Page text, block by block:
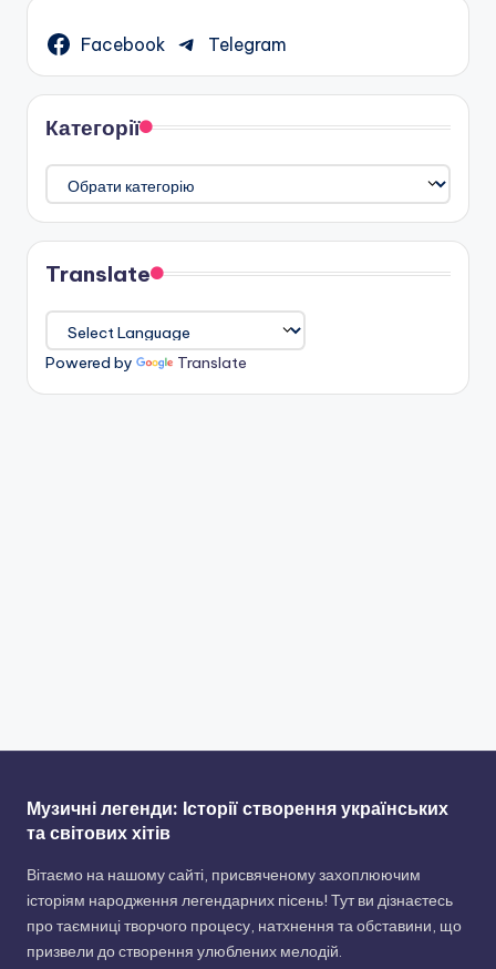
Facebook Telegram
Категорії
Translate
Powered by Translate
Музичні легенди: Історії створення українських
та світових хітів
Вітаємо на нашому сайті, присвяченому захоплюючим
історіям народження легендарних пісень! Тут ви дізнаєтесь
про таємниці творчого процесу, натхнення та обставини, що
призвели до створення улюблених мелодій.